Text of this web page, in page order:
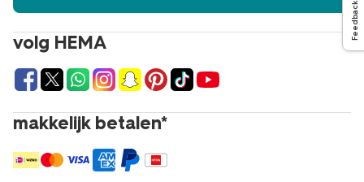
volg HEMA
makkelijk betalen*
Feedback